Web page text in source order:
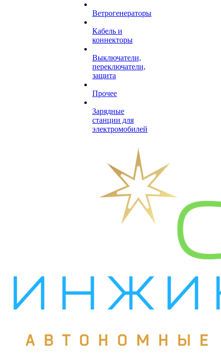
Ветрогенераторы
Кабель и
коннекторы
Выключатели,
переключатели,
защита
Прочее
Зарядные
станции для
электромобилей